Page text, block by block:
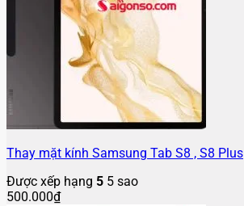
Thay mặt kính Samsung Tab S8 , S8 Plus
Được xếp hạng 5 5 sao
500.000₫